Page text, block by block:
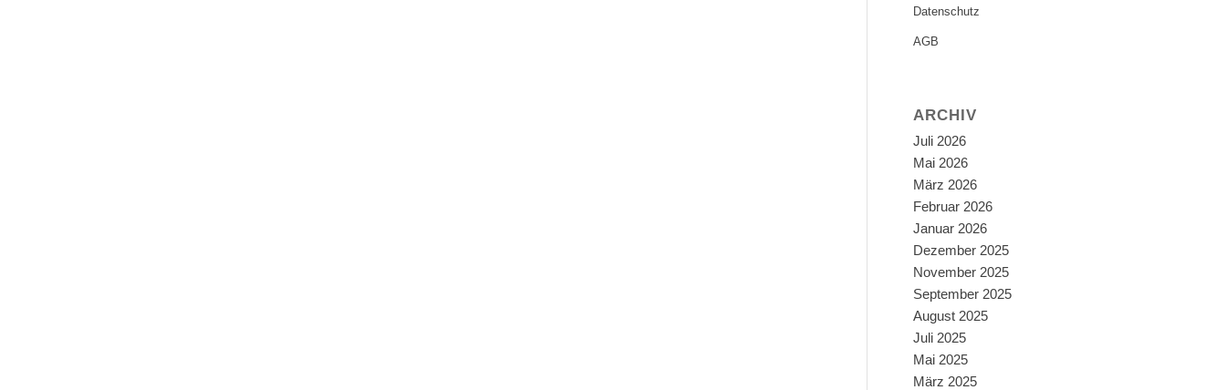
Datenschutz
AGB
ARCHIV
Juli 2026
Mai 2026
März 2026
Februar 2026
Januar 2026
Dezember 2025
November 2025
September 2025
August 2025
Juli 2025
Mai 2025
März 2025